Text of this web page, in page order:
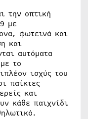
την οπτική
με
φωτεινά και
και
αυτόματα
το
ισχύς του
παίκτες
και
κάθε παιχνίδι